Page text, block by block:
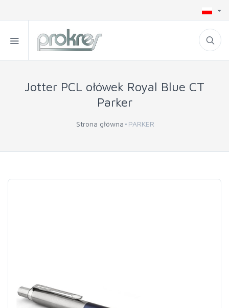
Jotter PCL ołówek Royal Blue CT
Parker
Strona główna PARKER